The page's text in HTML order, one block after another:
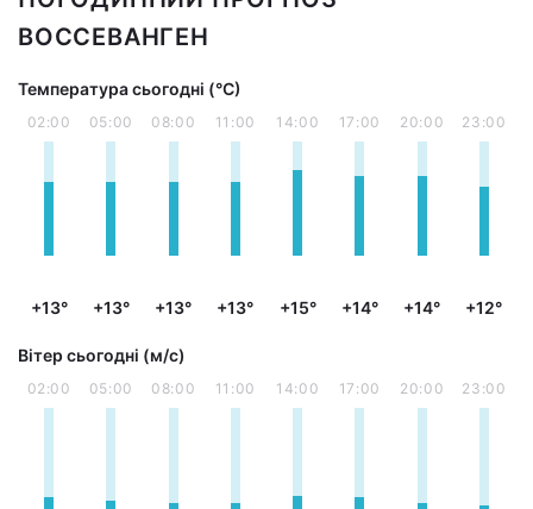
ВОССЕВАНГЕН
Температура сьогодні (°С)
02:00
+13°
05:00
+13°
08:00
+13°
11:00
+13°
14:00
+15°
17:00
+14°
20:00
+14°
23:00
+12°
Вітер сьогодні (м/с)
02:00 05:00 08:00 11:00 14:00 17:00 20:00 23:00